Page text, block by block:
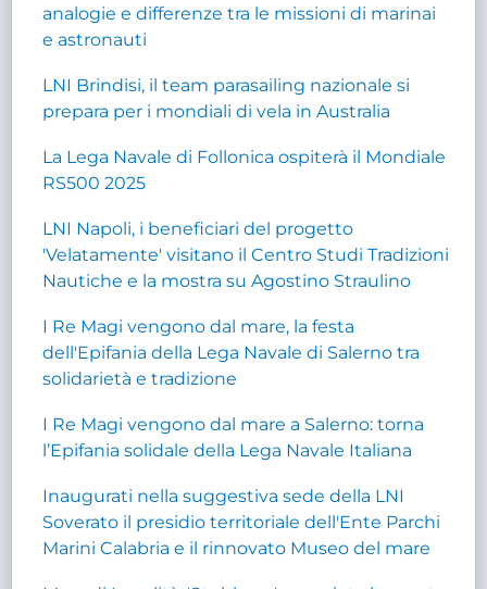
analogie e differenze tra le missioni di marinai
e astronauti
LNI Brindisi, il team parasailing nazionale si
prepara per i mondiali di vela in Australia
La Lega Navale di Follonica ospiterà il Mondiale
RS500 2025
LNI Napoli, i beneficiari del progetto
'Velatamente' visitano il Centro Studi Tradizioni
Nautiche e la mostra su Agostino Straulino
I Re Magi vengono dal mare, la festa
dell'Epifania della Lega Navale di Salerno tra
solidarietà e tradizione
I Re Magi vengono dal mare a Salerno: torna
l’Epifania solidale della Lega Navale Italiana
Inaugurati nella suggestiva sede della LNI
Soverato il presidio territoriale dell'Ente Parchi
Marini Calabria e il rinnovato Museo del mare